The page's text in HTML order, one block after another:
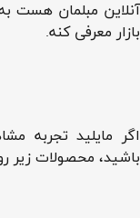
بازار معرفی کنه.
اگر مایلید تجربه
باشید، محصولات زیر